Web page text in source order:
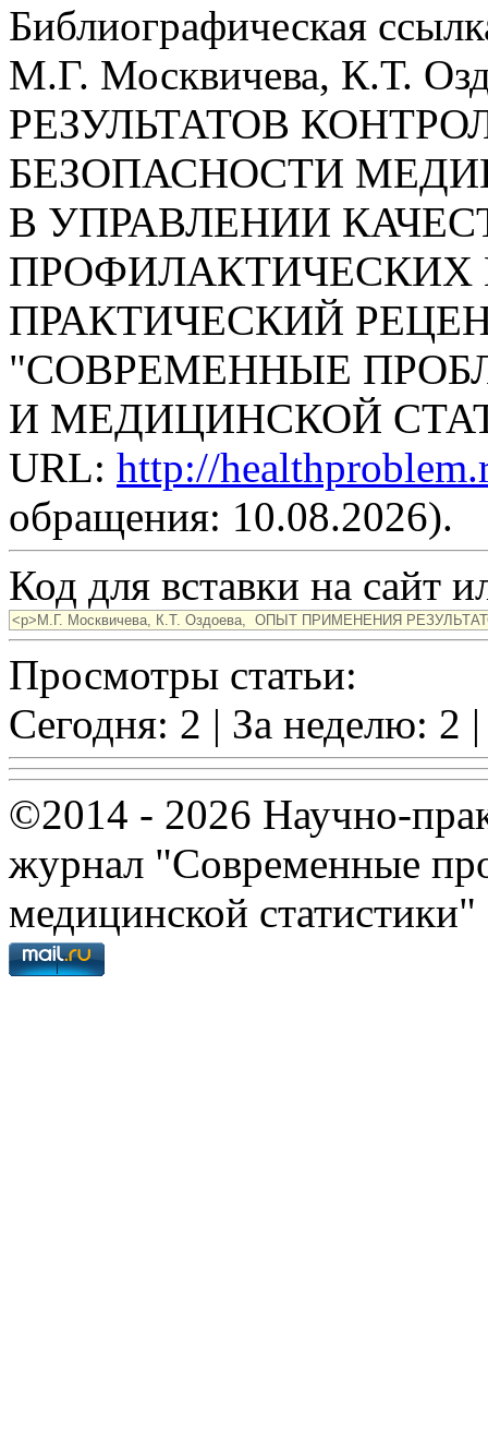
Библиографическая
М.Г. Москвичева, К.Т.
РЕЗУЛЬТАТОВ
БЕЗОПАСНОСТИ
В УПРАВЛЕНИИ
ПРОФИЛАКТИЧЕСКИХ
ПРАКТИЧЕСКИЙ
"СОВРЕМЕННЫЕ
И МЕДИЦИНСКОЙ
URL: http://
обращения: 10.08.2026).
Код для вставки на сайт
Просмотры статьи:
Сегодня: 2 | За неделю: 2
©2014 - 2026 Научно-
журнал "Современные
медицинской статистики"